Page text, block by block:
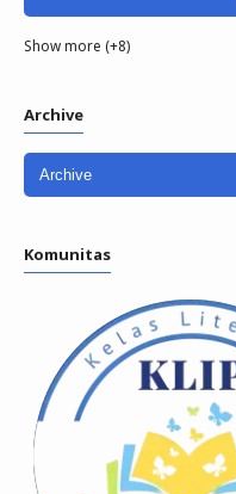
Show more (+8)
Archive
Komunitas